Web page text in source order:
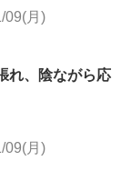
09(月)
れ、陰ながら応
09(月)